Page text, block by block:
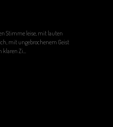
Stimme leise, mit lauten
mit ungebrochenem Geist
klaren Zi...